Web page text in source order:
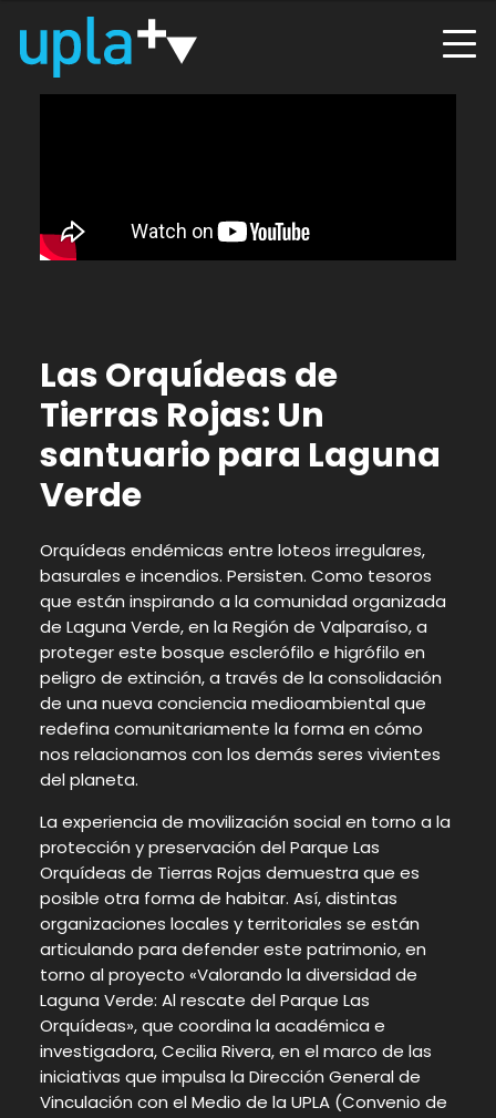
Las Orquídeas de
Tierras Rojas: Un
santuario para Laguna
Verde
Orquídeas endémicas entre loteos irregulares,
basurales e incendios. Persisten. Como tesoros
que están inspirando a la comunidad organizada
de Laguna Verde, en la Región de Valparaíso, a
proteger este bosque esclerófilo e higrófilo en
peligro de extinción, a través de la consolidación
de una nueva conciencia medioambiental que
redefina comunitariamente la forma en cómo
nos relacionamos con los demás seres vivientes
del planeta.
La experiencia de movilización social en torno a la
protección y preservación del Parque Las
Orquídeas de Tierras Rojas demuestra que es
posible otra forma de habitar. Así, distintas
organizaciones locales y territoriales se están
articulando para defender este patrimonio, en
torno al proyecto «Valorando la diversidad de
Laguna Verde: Al rescate del Parque Las
Orquídeas», que coordina la académica e
investigadora, Cecilia Rivera, en el marco de las
iniciativas que impulsa la Dirección General de
Vinculación con el Medio de la UPLA (Convenio de